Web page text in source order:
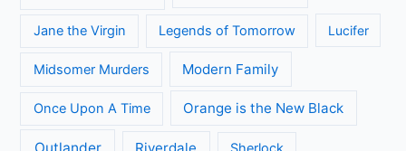
Jane the Virgin Legends of Tomorrow Lucifer
Midsomer Murders Modern Family
Once Upon A Time Orange is the New Black